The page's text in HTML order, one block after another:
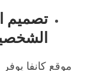
تصميم
موقع كانفا يوفر